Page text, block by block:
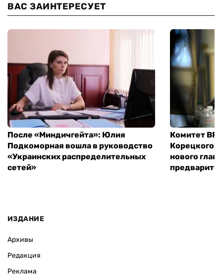
ВАС ЗАИНТЕРЕСУЕТ
После «Миндичгейта»: Юлия
Подкоморная вошла в руководство
«Украинских распределительных
сетей»
Комитет ВР
Корецкого,
нового
ИЗДАНИЕ
Архивы
Редакция
Реклама